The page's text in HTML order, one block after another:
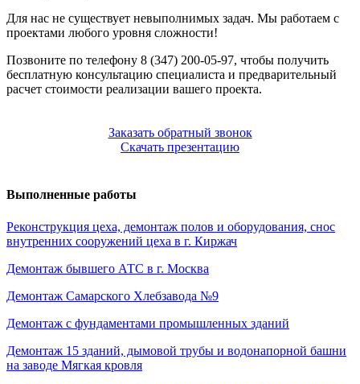
Для нас не существует невыполнимых задач. Мы работаем с
проектами любого уровня сложности!
Позвоните по телефону 8 (347) 200-05-97, чтобы получить
бесплатную консультацию специалиста и предварительный
расчет стоимости реализации вашего проекта.
Заказать обратный звонок
Скачать презентацию
Выполненные работы
Реконструкция цеха, демонтаж полов и оборудования, снос
внутренних сооружений цеха в г. Киржач
Демонтаж бывшего АТС в г. Москва
Демонтаж Самарского Хлебзавода №9
Демонтаж с фундаментами промышленных зданий
Демонтаж 15 зданий, дымовой трубы и водонапорной башни
на заводе Мягкая кровля